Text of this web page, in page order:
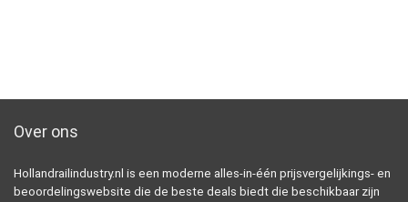
Over ons
Hollandrailindustry.nl is een moderne alles-in-één prijsvergelijkings- en
beoordelingswebsite die de beste deals biedt die beschikbaar zijn